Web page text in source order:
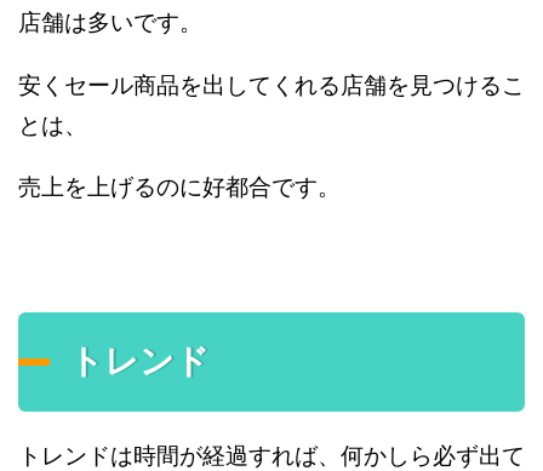
店舗は多いです。
安くセール商品を出してくれる店舗を見つけるこ
とは、
売上を上げるのに好都合です。
トレンド
トレンドは時間が経過すれば、何かしら必ず出て